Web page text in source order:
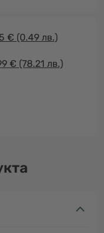
€ (0.49 лв.)
€ (78.21 лв.)